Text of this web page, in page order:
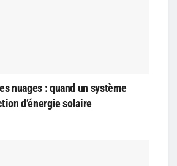
nuages : quand un système
d’énergie solaire